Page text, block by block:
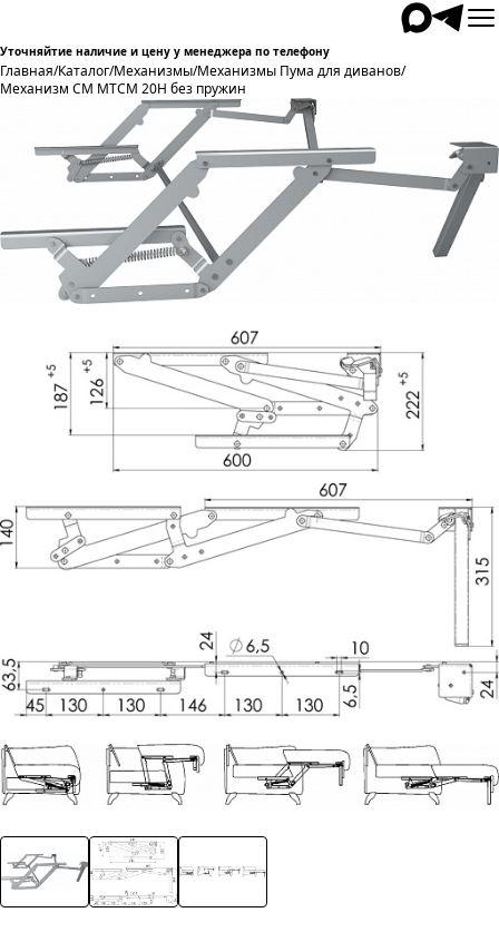
Уточняйтие наличие и цену у менеджера по телефону
Главная/Каталог/Механизмы/Механизмы Пума для диванов/
Механизм СМ МТСМ 20Н без пружин